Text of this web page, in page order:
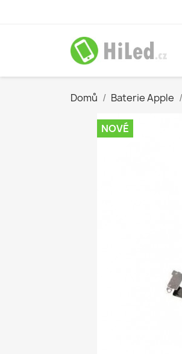
Domů Baterie Apple
NOVÉ